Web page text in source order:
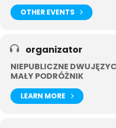
OTHER EVENTS
organizator
NIEPUBLICZNE
MAŁY PODRÓŻNIK
LEARN MORE